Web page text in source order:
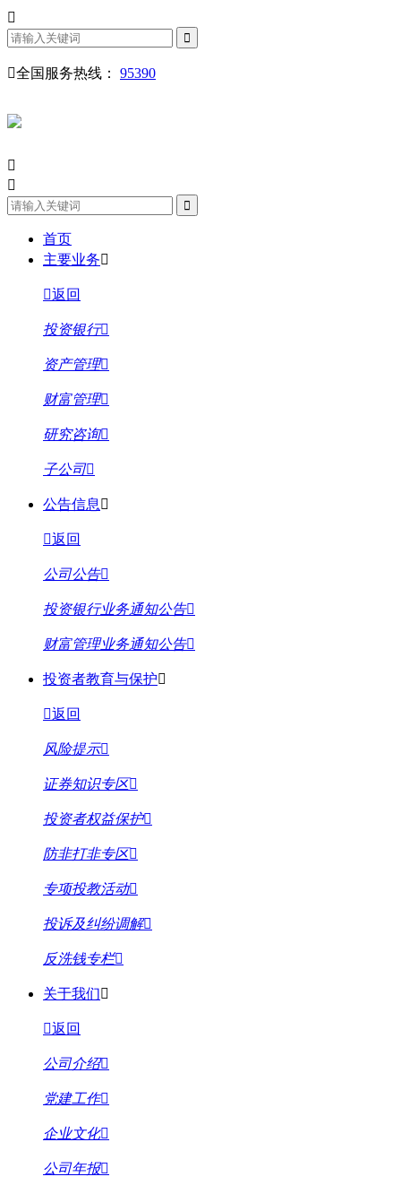
全国服务热线： 95390
首页
主要业务
返回
投资银行
资产管理
财富管理
研究咨询
子公司
公告信息
返回
公司公告
投资银行业务通知公告
财富管理业务通知公告
投资者教育与保护
返回
风险提示
证券知识专区
投资者权益保护
防非打非专区
专项投教活动
投诉及纠纷调解
反洗钱专栏
关于我们
返回
公司介绍
党建工作
企业文化
公司年报